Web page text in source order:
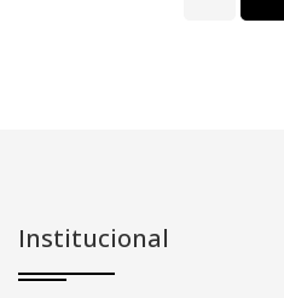
Institucional